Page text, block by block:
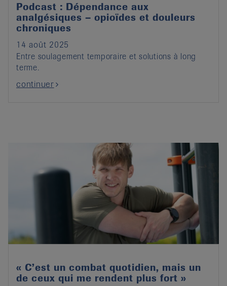
Podcast : Dépendance aux
analgésiques – opioïdes et douleurs
chroniques
14 août 2025
Entre soulagement temporaire et solutions à long
terme.
continuer
« C’est un combat quotidien, mais un
de ceux qui me rendent plus fort »